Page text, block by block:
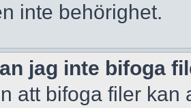
inte behörighet.
jag inte bifoga
att bifoga filer